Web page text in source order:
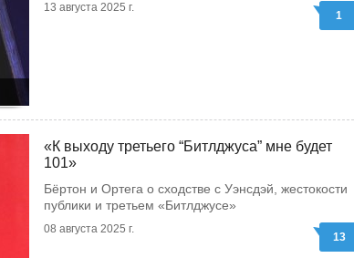
13 августа 2025 г.
1
«К выходу третьего “Битлджуса” мне будет
101»
Бёртон и Ортега о сходстве с Уэнсдэй, жестокости
публики и третьем «Битлджусе»
08 августа 2025 г.
13